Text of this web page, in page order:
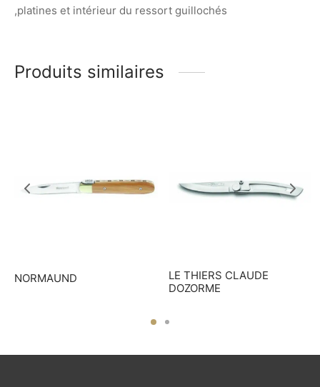
,platines et intérieur du ressort guillochés
Produits similaires
NORMAUND
LE THIERS CLAUDE
DOZORME